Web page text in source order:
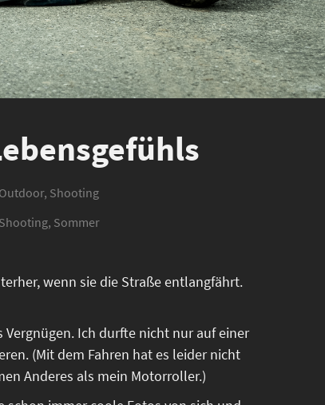
Outdoor, Shooting
Shooting, Sommer
wenn sie die Straße entlangfährt.
Ich durfte nicht nur auf einer
(Mit dem Fahren hat es leider nicht
Anderes als mein Motorroller.)